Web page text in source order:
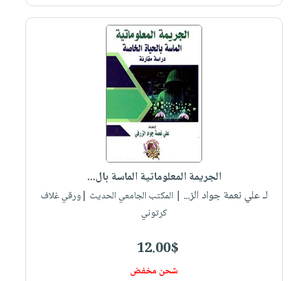
الجريمة المعلوماتية الماسة بال...
لـ علي نعمة جواد الز... | المكتب الجامعي الحديث |ورقي غلاف
كرتوني
12.00$
شحن مخفض